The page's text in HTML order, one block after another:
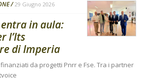
29 Giugno 2026
entra in aula:
l’Its
di Imperia
da progetti Pnrr e Fse. Tra i partner